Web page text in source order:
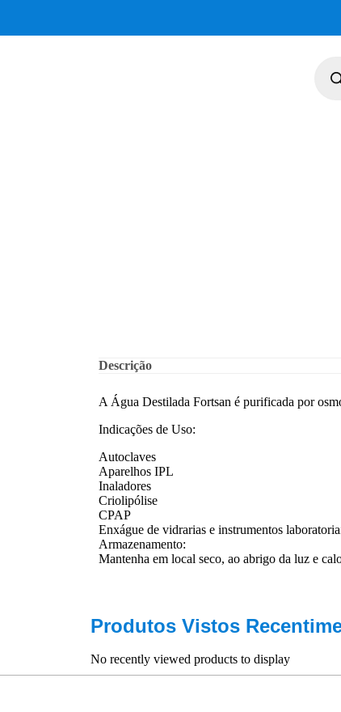
Descrição
A Água Destilada Fortsan é purificada por
Indicações de Uso:
Autoclaves
Aparelhos IPL
Inaladores
Criolipólise
CPAP
Enxágue de vidrarias e instrumentos
Armazenamento:
Mantenha em local seco, ao abrigo da luz e
Produtos Vistos
No recently viewed products to display